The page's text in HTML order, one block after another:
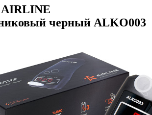
AIRLINE
черный ALKO003